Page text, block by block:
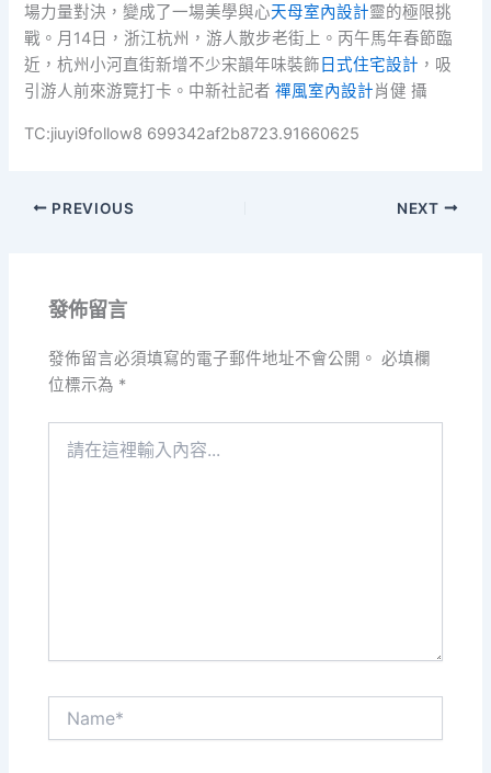
場力量對決，變成了一場美學與心天母室內設計靈的極限挑
戰。月14日，浙江杭州，游人散步老街上。丙午馬年春節臨
近，杭州小河直街新增不少宋韻年味裝飾 日式住宅設計 ，吸
引游人前來游覽打卡。中新社記者禪風室內設計肖健 攝
TC:jiuyi9follow8 699342af2b8723.91660625
PREVIOUS NEXT
發佈留言
發佈留言必須填寫的電子郵件地址不會公開。 必填欄
位標示為 *